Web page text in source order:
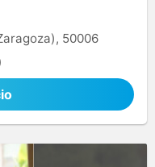
50006